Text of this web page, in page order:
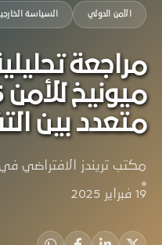
الأمن الدولي السياسة
مراجعة
متعدد بين
مكتب تريندز الافتراضي في
19 فبراير 2025